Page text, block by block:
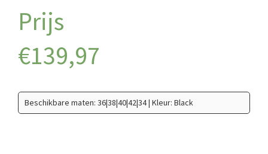
€139,97
Beschikbare maten: 36|38|40|42|34 | Kleur: Black